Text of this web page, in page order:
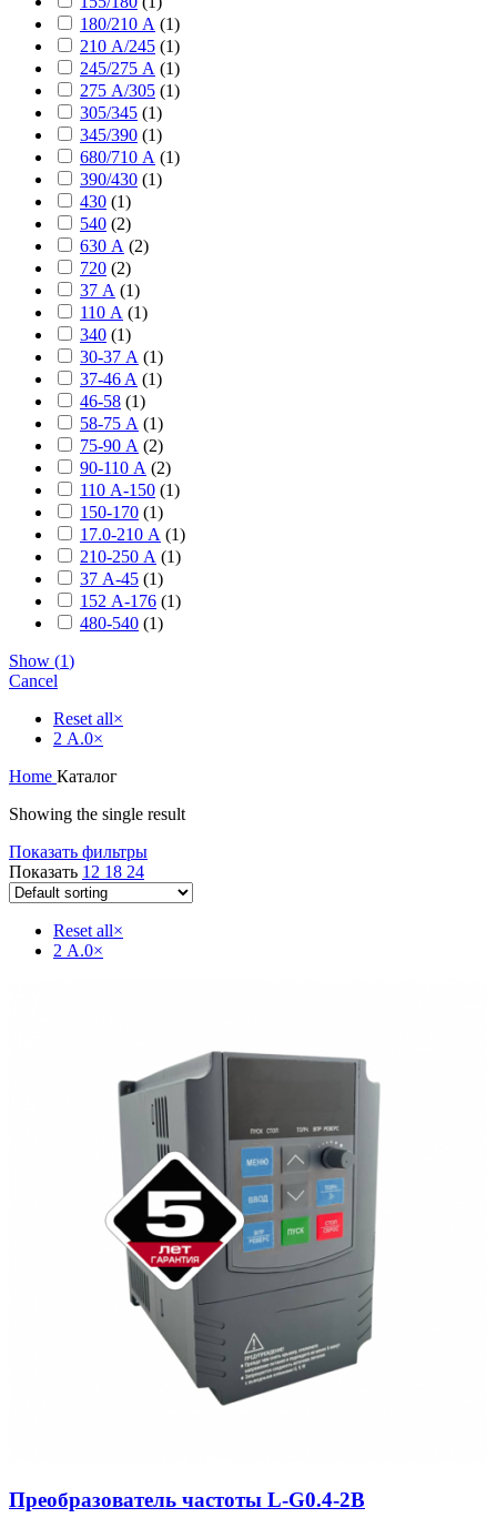
180/210 А (1)
210 А/245 (1)
245/275 А (1)
275 А/305 (1)
305/345 (1)
345/390 (1)
680/710 А (1)
390/430 (1)
430 (1)
540 (2)
630 А (2)
720 (2)
37 А (1)
110 А (1)
340 (1)
30-37 А (1)
37-46 A (1)
46-58 (1)
58-75 А (1)
75-90 А (2)
90-110 А (2)
110 А-150 (1)
150-170 (1)
17.0-210 А (1)
210-250 А (1)
37 А-45 (1)
152 А-176 (1)
480-540 (1)
Show (1)
Cancel
Reset all×
2 А.0×
Home Каталог
Showing the single result
Показать фильтры
Показать 12 18 24
Reset all×
2 А.0×
Преобразователь частоты L-G0.4-2B